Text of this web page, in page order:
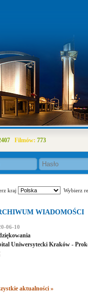
Filmów: 773
kraj Wybierz
WIADOMOŚCI
06-10
Uniwersytecki Kraków -
aktualności »